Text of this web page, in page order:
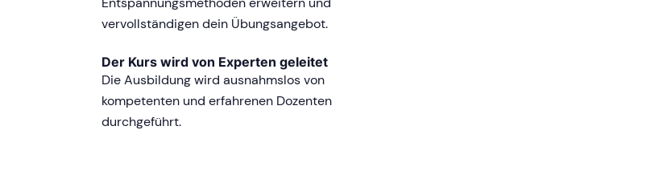
vervollständigen dein Übungsangebot.
Der Kurs wird von Experten geleitet
Die Ausbildung wird ausnahmslos von
kompetenten und erfahrenen Dozenten
durchgeführt.